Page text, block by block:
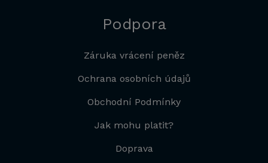
Podpora
Záruka vrácení peněz
Ochrana osobních údajů
Obchodní Podmínky
Jak mohu platit?
Doprava